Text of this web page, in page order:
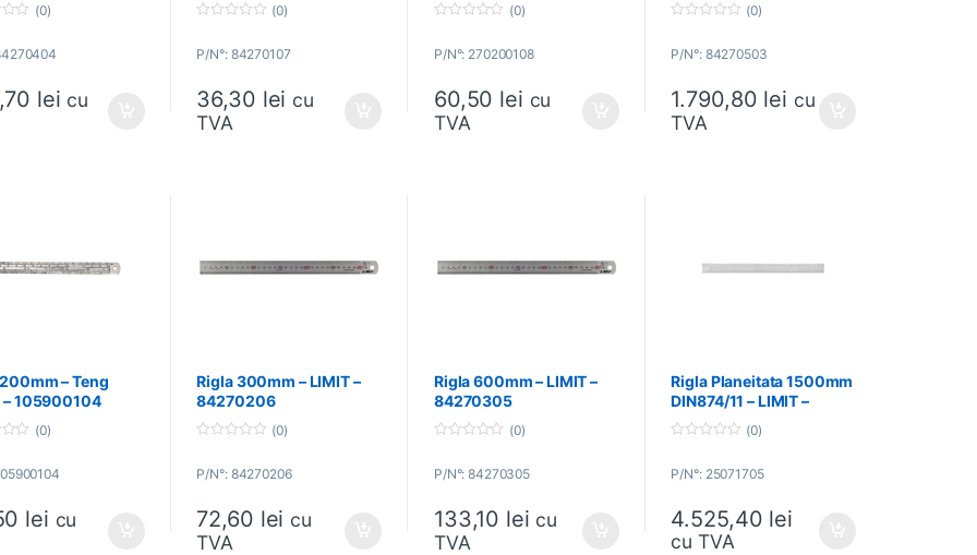
(0)
lei cu
u
f
5
(0)
P/N°: 84270107
36,30 lei cu
TVA
u
f
5
(0)
P/N°: 270200108
60,50 lei cu
TVA
u
f
5
(0)
P/N°: 84270503
1.790,80 lei cu
TVA
– Teng
– 105900104
(0)
lei cu
Rigla 300mm – LIMIT –
84270206
u
f
5
(0)
P/N°: 84270206
72,60 lei cu
TVA
Rigla 600mm – LIMIT –
84270305
u
f
5
(0)
P/N°: 84270305
133,10 lei cu
TVA
Rigla Planeitata 1500mm
DIN874/11 – LIMIT –
25071705
u
f
5
(0)
P/N°: 25071705
4.525,40 lei
cu TVA